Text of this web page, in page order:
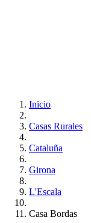
Inicio
Casas Rurales
Cataluña
Girona
L'Escala
Casa Bordas